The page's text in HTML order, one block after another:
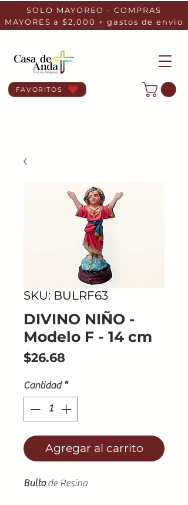
SOLO MAYOREO - COMPRAS
MAYORES a $2,000 + gastos de envio
FAVORITOS
SKU: BULRF63
DIVINO NIÑO -
Modelo F - 14 cm
$26.68
Cantidad *
Agregar al carrito
Bultode Resina